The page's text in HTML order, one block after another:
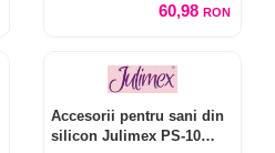
60,98 RON
Accesorii pentru sani din
silicon Julimex PS-10